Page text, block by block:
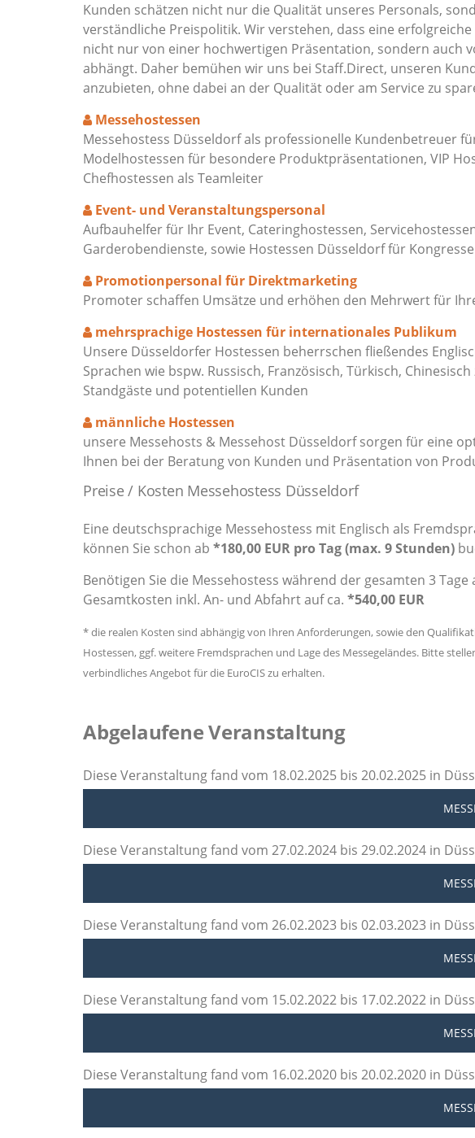
Kunden schätzen nicht nur die Qualität unseres Personals,
verständliche Preispolitik. Wir verstehen, dass eine
nicht nur von einer hochwertigen Präsentation, sondern auch
abhängt. Daher bemühen wir uns bei Staff.Direct, unseren
anzubieten, ohne dabei an der Qualität oder am Service zu
Messehostessen
Messehostess Düsseldorf als professionelle Kundenbetreuer
Modelhostessen für besondere Produktpräsentationen, VIP
Chefhostessen als Teamleiter
Event- und Veranstaltungspersonal
Aufbauhelfer für Ihr Event, Cateringhostessen,
Garderobendienste, sowie Hostessen Düsseldorf für
Promotionpersonal für Direktmarketing
Promoter schaffen Umsätze und erhöhen den Mehrwert für
mehrsprachige Hostessen für internationales Publikum
Unsere Düsseldorfer Hostessen beherrschen fließendes
Sprachen wie bspw. Russisch, Französisch, Türkisch,
Standgäste und potentiellen Kunden
männliche Hostessen
unsere Messehosts & Messehost Düsseldorf sorgen für eine
Ihnen bei der Beratung von Kunden und Präsentation von
Preise / Kosten Messehostess Düsseldorf
Eine deutschsprachige Messehostess mit Englisch als
können Sie schon ab *180,00 EUR pro Tag (max. 9 Stunden)
Benötigen Sie die Messehostess während der gesamten 3
Gesamtkosten inkl. An- und Abfahrt auf ca. *540,00 EUR
* die realen Kosten sind abhängig von Ihren Anforderungen, sowie den
Hostessen, ggf. weitere Fremdsprachen und Lage des Messegeländes. Bitte
verbindliches Angebot für die EuroCIS zu erhalten.
Abgelaufene Veranstaltung
Diese Veranstaltung fand vom 18.02.2025 bis 20.02.2025 in
Diese Veranstaltung fand vom 27.02.2024 bis 29.02.2024 in
Diese Veranstaltung fand vom 26.02.2023 bis 02.03.2023 in
Diese Veranstaltung fand vom 15.02.2022 bis 17.02.2022 in
Diese Veranstaltung fand vom 16.02.2020 bis 20.02.2020 in